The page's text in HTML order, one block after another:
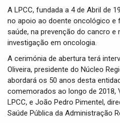
A LPCC, fundada a 4 de Abril de
no apoio ao doente oncológico e
saúde, na prevenção do cancro
investigação em oncologia.
A cerimónia de abertura terá
Oliveira, presidente do Núcleo
abordará os 50 anos desta
comemorados ao longo de 2018,
LPCC, e João Pedro Pimentel,
Saúde Pública da Administração